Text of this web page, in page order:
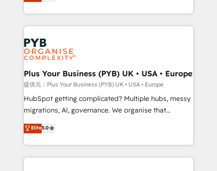
Marketing, Sales, Operations, and Service Hubs. -
Ongoing optimization, managed support, and
scalable retainers. Let’s make HubSpot your most
powerful growth engine. Built to convert, scale, and
drive results.
paid media, content marketing, AEO and GEO (AI
search optimisation), and HubSpot Content Hub and
WordPress development. We work with enterprise
and growth-led companies across technology,
professional services, financial services and
industrial sectors. Offices in Johannesburg, Cape
Town, Dubai & London. 500+ HubSpot CRM
implementations delivered. AI visibility coverage
across ChatGPT, Claude, Perplexity, Gemini and
Google AI Overviews. HubSpot Impact Award -
Innovation HubSpot Impact Award - Platform
Migration Excellence HubSpot Impact Award -
Plus Your Business (PYB) UK • USA • Europe
提供元：Plus Your Business (PYB) UK • USA • Europe
HubSpot getting complicated? Multiple hubs, messy
migrations, AI, governance. We organise that
complexity, so your team can put HubSpot to work...
Welcome to our Profile! We help with: • CRM
implementation, reports, workflows, and team
training • CRM migration from Salesforce, Pipedrive,
Elite5.0